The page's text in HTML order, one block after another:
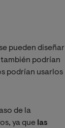
pueden diseñar
podrían
podrían usarlos
de la
ya que las